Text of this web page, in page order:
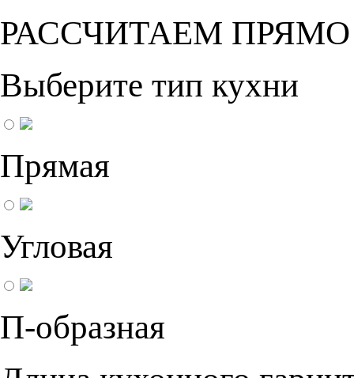
РАССЧИТАЕМ
Выберите тип кухни
Прямая
Угловая
П-образная